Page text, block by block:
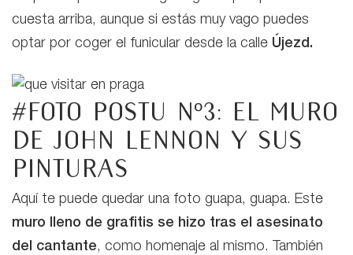
cuesta arriba, aunque si estás muy vago puedes
optar por coger el funicular desde la calle Újezd.
#Foto postu nº3: el muro
de John Lennon y sus
pinturas
Aquí te puede quedar una foto guapa, guapa. Este
muro lleno de grafitis se hizo tras el asesinato
del cantante, como homenaje al mismo. También